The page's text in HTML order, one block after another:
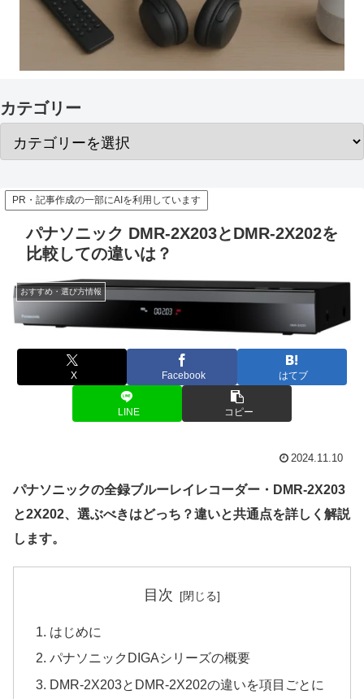
カテゴリー
PR・記事作成の一部にAIを利用しています
パナソニック DMR-2X203とDMR-2X202を
比較しての違いは？
おすすめ・選び方情報
X Facebook はてブ
LINE コピー
2024.11.10
パナソニックの全録ブルーレイレコーダー・DMR-2X203
と2X202、選ぶべきはどっち？違いと共通点を詳しく解説
します。
目次
はじめに
パナソニックDIGAシリーズの概要
DMR-2X203とDMR-2X202の違いを項目ごとに